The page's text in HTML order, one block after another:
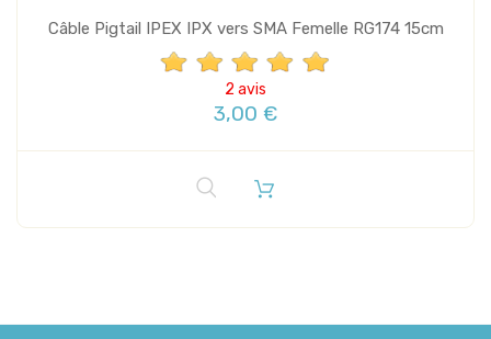
Câble Pigtail IPEX IPX vers SMA Femelle RG174 15cm
2 avis
3,00 €